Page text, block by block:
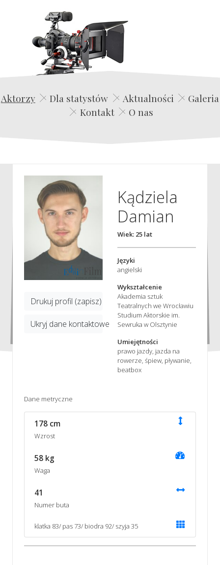
Edwin Film Agencja Aktorska
Aktorzy Dla statystów Aktualności
Galeria
Kontakt
O nas
Drukuj profil (zapisz)
Ukryj dane kontaktowe
Kądziela
Damian
Wiek: 25 lat
Języki
angielski
Wykształcenie
Akademia sztuk
Teatralnych we Wrocławiu
Studium Aktorskie im.
Sewruka w Olsztynie
Umiejętności
prawo jazdy, jazda na
rowerze, śpiew, pływanie,
beatbox
Dane metryczne
178 cm
Wzrost
58 kg
Waga
41
Numer buta
klatka 83/ pas 73/ biodra 92/ szyja 35